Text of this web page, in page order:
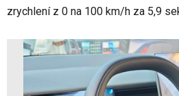
zrychlení z 0 na 100 km/h za 5,9